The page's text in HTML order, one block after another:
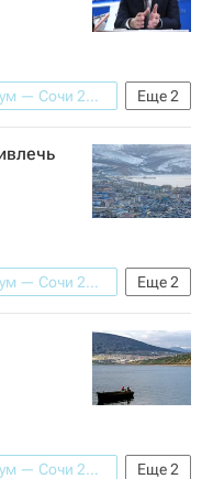
Еще2
Российский Инвестиционный Форум — Сочи 2019
Еще2
Российский Инвестиционный Форум — Сочи 2019
Еще2
Российский Инвестиционный Форум — Сочи 2019